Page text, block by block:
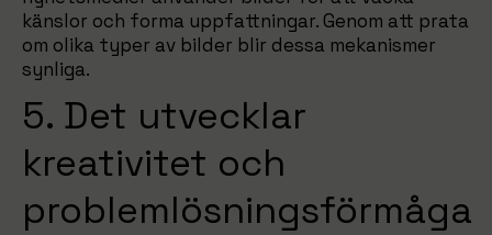
känslor och forma uppfattningar. Genom att prata
om olika typer av bilder blir dessa mekanismer
synliga.
5. Det utvecklar
kreativitet och
problemlösningsförmåga